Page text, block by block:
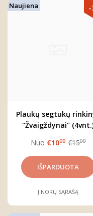
Naujiena -
Plaukų segtukų
"Žvaigždynai"
Nuo €1000 €1500
Į NORŲ SĄRAŠĄ